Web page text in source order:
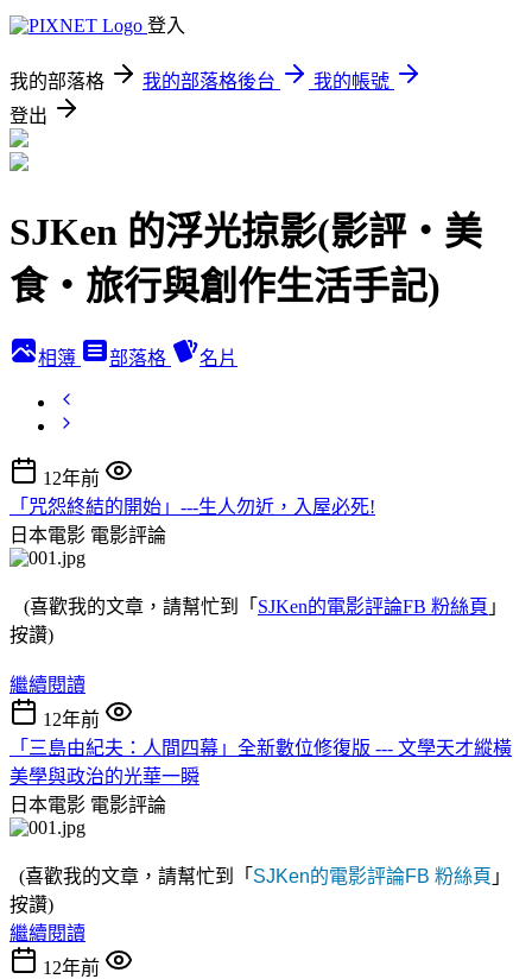
登入
我的部落格 我的部落格後台
我的帳號
登出
SJKen 的浮光掠影(影評‧美
食‧旅行與創作生活手記)
相簿 部落格 名片
12年前
「咒怨終結的開始」---生人勿近，入屋必死!
日本電影 電影評論
(喜歡我的文章，請幫忙到「 SJKen的電影評論FB 粉絲頁 」
按讚)
繼續閱讀
12年前
「三島由紀夫：人間四幕」全新數位修復版 --- 文學天才縱橫
美學與政治的光華一瞬
日本電影 電影評論
(喜歡我的文章，請幫忙到「 SJKen的電影評論FB 粉絲頁 」
按讚)
繼續閱讀
12年前